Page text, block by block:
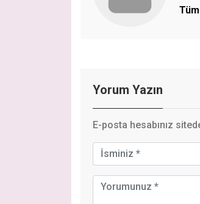
Tüm
Yorum Yazın
E-posta hesabınız